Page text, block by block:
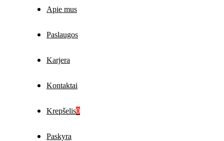
Apie mus
Paslaugos
Karjera
Kontaktai
Krepšelis0
Paskyra